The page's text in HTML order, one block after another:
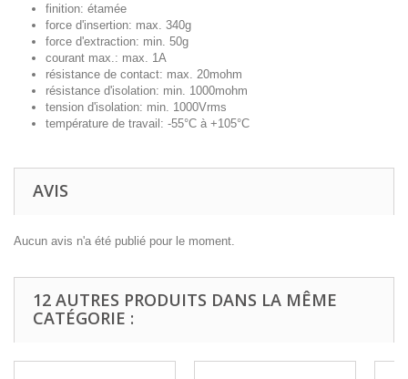
finition: étamée
force d'insertion: max. 340g
force d'extraction: min. 50g
courant max.: max. 1A
résistance de contact: max. 20mohm
résistance d'isolation: min. 1000mohm
tension d'isolation: min. 1000Vrms
température de travail: -55°C à +105°C
AVIS
Aucun avis n'a été publié pour le moment.
12 AUTRES PRODUITS DANS LA MÊME
CATÉGORIE :